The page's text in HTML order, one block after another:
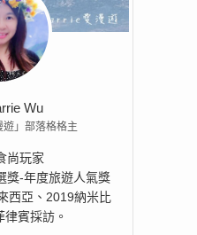
Wu
遊」部落格格主
尚玩家
獎-年度旅遊人氣獎
西亞、2019納米比
賓採訪。